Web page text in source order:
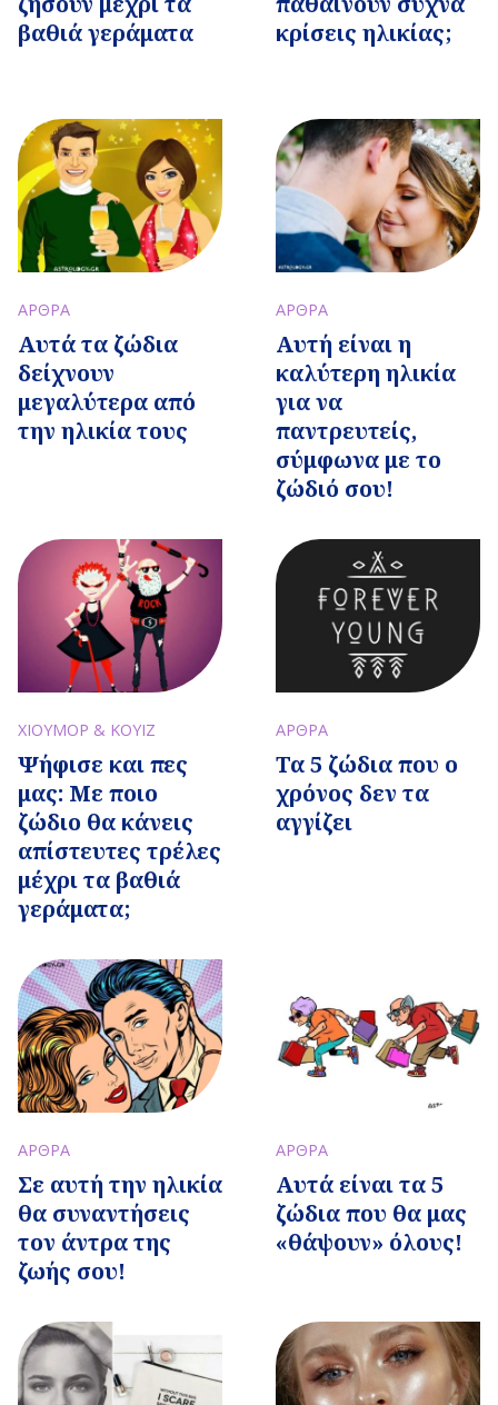
βαθιά γεράματα
κρίσεις ηλικίας;
ΑΡΘΡΑ
Αυτά τα ζώδια
δείχνουν
μεγαλύτερα από
την ηλικία τους
ΑΡΘΡΑ
Αυτή είναι η
καλύτερη ηλικία
για να
παντρευτείς,
σύμφωνα με το
ζώδιό σου!
ΧΙΟΥΜΟΡ & ΚΟΥΙΖ
Ψήφισε και πες
μας: Με ποιο
ζώδιο θα κάνεις
απίστευτες τρέλες
μέχρι τα βαθιά
γεράματα;
ΑΡΘΡΑ
Τα 5 ζώδια που ο
χρόνος δεν τα
αγγίζει
ΑΡΘΡΑ
Σε αυτή την ηλικία
θα συναντήσεις
τον άντρα της
ζωής σου!
ΑΡΘΡΑ
Αυτά είναι τα 5
ζώδια που θα μας
«θάψουν» όλους!